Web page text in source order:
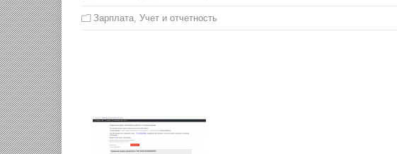
Зарплата, Учет и отчетность